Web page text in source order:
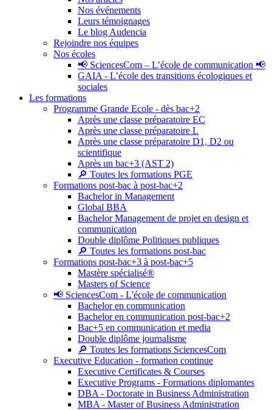
Nos événements
Leurs témoignages
Le blog Audencia
Rejoindre nos équipes
Nos écoles
📢 SciencesCom – L’école de communication 📢
GAIA - L’école des transitions écologiques et
sociales
Les formations
Programme Grande Ecole - dès bac+2
Après une classe préparatoire EC
Après une classe préparatoire L
Après une classe préparatoire D1, D2 ou
scientifique
Après un bac+3 (AST 2)
🔎 Toutes les formations PGE
Formations post-bac à post-bac+2
Bachelor in Management
Global BBA
Bachelor Management de projet en design et
communication
Double diplôme Politiques publiques
🔎 Toutes les formations post-bac
Formations post-bac+3 à post-bac+5
Mastère spécialisé®
Masters of Science
📢 SciencesCom - L'école de communication
Bachelor en communication
Bachelor en communication post-bac+2
Bac+5 en communication et media
Double diplôme journalisme
🔎 Toutes les formations SciencesCom
Executive Education - formation continue
Executive Certificates & Courses
Executive Programs - Formations diplomantes
DBA - Doctorate in Business Administration
MBA - Master of Business Administration